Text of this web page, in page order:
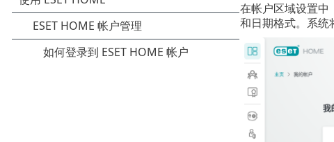
在帐户区域设置中
和日期格式。系统